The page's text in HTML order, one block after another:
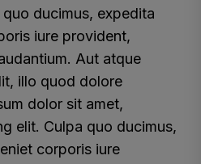
ducimus, expedita
iure provident,
Aut atque
illo quod dolore
dolor sit amet,
elit. Culpa quo ducimus,
corporis iure